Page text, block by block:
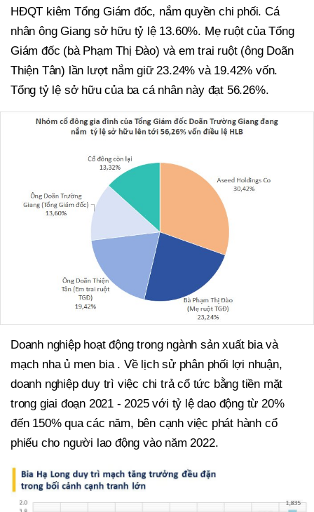
HĐQT kiêm Tổng Giám đốc, nắm quyền chi phối. Cá
nhân ông Giang sở hữu tỷ lệ 13.60%. Mẹ ruột của Tổng
Giám đốc (bà Phạm Thị Đào) và em trai ruột (ông Doãn
Thiện Tân) lần lượt nắm giữ 23.24% và 19.42% vốn.
Tổng tỷ lệ sở hữu của ba cá nhân này đạt 56.26%.
Doanh nghiệp hoạt động trong ngành sản xuất bia và
mạch nha ủ men bia . Về lịch sử phân phối lợi nhuận,
doanh nghiệp duy trì việc chi trả cổ tức bằng tiền mặt
trong giai đoạn 2021 - 2025 với tỷ lệ dao động từ 20%
đến 150% qua các năm, bên cạnh việc phát hành cổ
phiếu cho người lao động vào năm 2022.